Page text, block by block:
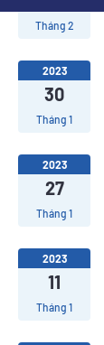
Tháng 2
2023
30
Tháng 1
2023
27
Tháng 1
2023
11
Tháng 1